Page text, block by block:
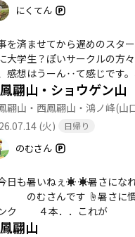
にくてん
を済ませてから遅めのスタ
大学生？ぽいサークルの方
感想はうーん‥て感じです
ギリギリ写真で捉えるのが
翩山・ショウゲン山
翩山・西鳳翩山・鴻ノ峰(山
(火)
日帰り
のむさん
☀暑さになれましょう 毎日．ク一ラ一の中で 仕事してる のむさんです 暑さに弱い
す ☝️暑さに慣れんと 遠征も．登山も出来ない マイペースで ゆっくりと 無理せずね ☝️スポーツド
４本．．これが 重いのよ😂 東鳳翩山．登り分
翩山